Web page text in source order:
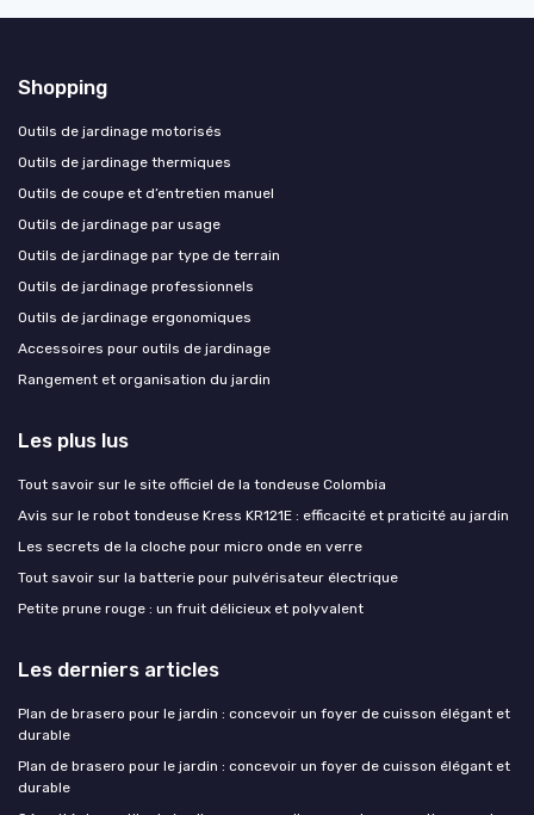
Shopping
Outils de jardinage motorisés
Outils de jardinage thermiques
Outils de coupe et d’entretien manuel
Outils de jardinage par usage
Outils de jardinage par type de terrain
Outils de jardinage professionnels
Outils de jardinage ergonomiques
Accessoires pour outils de jardinage
Rangement et organisation du jardin
Les plus lus
Tout savoir sur le site officiel de la tondeuse Colombia
Avis sur le robot tondeuse Kress KR121E : efficacité et praticité au jardin
Les secrets de la cloche pour micro onde en verre
Tout savoir sur la batterie pour pulvérisateur électrique
Petite prune rouge : un fruit délicieux et polyvalent
Les derniers articles
Plan de brasero pour le jardin : concevoir un foyer de cuisson élégant et
durable
Plan de brasero pour le jardin : concevoir un foyer de cuisson élégant et
durable